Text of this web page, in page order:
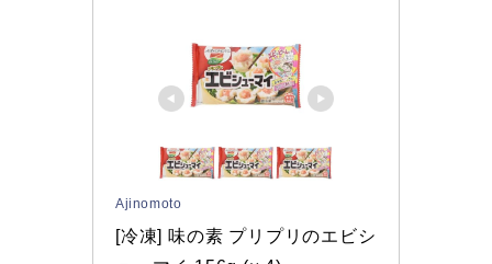
Ajinomoto
[冷凍] 味の素 プリプリのエビシ